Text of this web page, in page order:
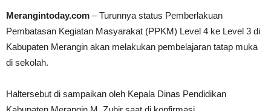
Merangintoday.com – Turunnya status Pemberlakuan
Pembatasan Kegiatan Masyarakat (PPKM) Level 4 ke Level 3 di
Kabupaten Merangin akan melakukan pembelajaran tatap muka
di sekolah.
Haltersebut di sampaikan oleh Kepala Dinas Pendidikan